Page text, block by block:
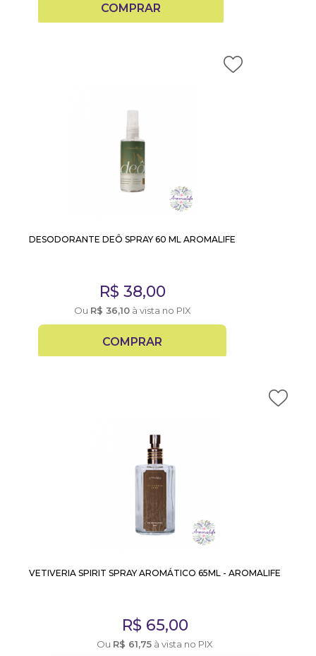
COMPRAR
DESODORANTE DEÔ SPRAY 60 ML AROMALIFE
R$ 38,00
Ou R$ 36,10à vista no PIX
COMPRAR
VETIVERIA SPIRIT SPRAY AROMÁTICO 65ML - AROMALIFE
R$ 65,00
Ou R$ 61,75 à vista no PIX